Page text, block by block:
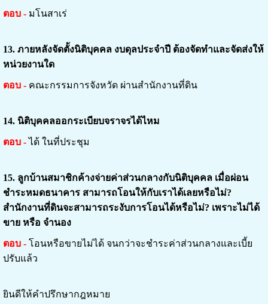
ตอบ -มโนสาเร่
13. ภายหลังจัดตั้งนิติบุคคล งบดุลประจำปี ต้องจัดทำและจัดส่งให้
หน่วยงานใด
ตอบ -คณะกรรมการจังหวัด ผ่านสำนักงานที่ดิน
14. นิติบุคคลออกระเบียบจราจรได้ไหม
ตอบ -ได้ ในที่ประชุม
15. ลูกบ้านสมาชิกค้างจ่ายค่าส่วนกลางกับนิติบุคคล เมื่อผ่อน
ชำระหมดธนาคาร สามารถโอนให้กับเราได้เลยหรือไม่?
สำนักงานที่ดินจะสามารถระงับการโอนได้หรือไม่? เพราะไม่ได้
ขาย หรือ จำนอง
ตอบ -โอนหรือขายไม่ได้ จนกว่าจะชำระค่าส่วนกลางและเบี้ย
ปรับแล้ว
ยินดีให้คำปรึกษากฎหมาย